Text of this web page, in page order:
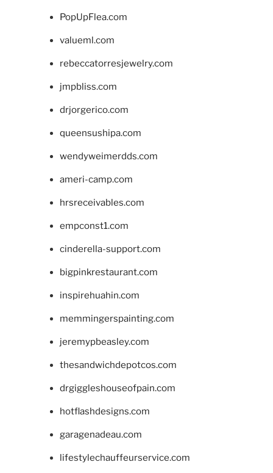
PopUpFlea.com
valueml.com
rebeccatorresjewelry.com
jmpbliss.com
drjorgerico.com
queensushipa.com
wendyweimerdds.com
ameri-camp.com
hrsreceivables.com
empconst1.com
cinderella-support.com
bigpinkrestaurant.com
inspirehuahin.com
memmingerspainting.com
jeremypbeasley.com
thesandwichdepotcos.com
drgiggleshouseofpain.com
hotflashdesigns.com
garagenadeau.com
lifestylechauffeurservice.com